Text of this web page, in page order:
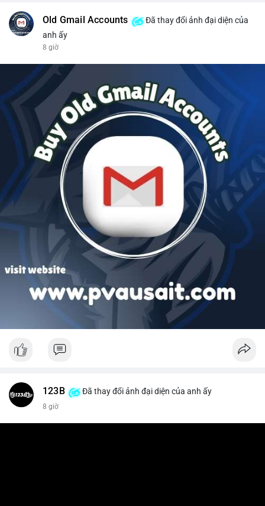
Old Gmail Accounts
Đã thay đổi ảnh đại diện của
anh ấy
8 giờ
123B Đã thay đổi ảnh đại diện của anh ấy
8 giờ